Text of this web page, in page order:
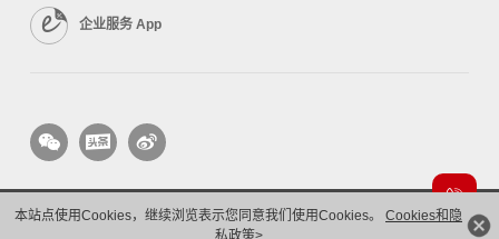
本站点使用Cookies，继续浏览表示您同意我们使用Cookies。 Cookies和隐
私政策>
企业服务 App
版权所有 © 华为技术有限公司 1998-2026。 保留一切权利。粤A2-20044005号
隐私保护
法律声明